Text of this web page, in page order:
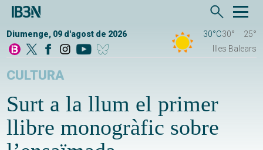
Diumenge, 09 d'agost de 2026 30°C30°
25°
Illes Balears
CULTURA
Surt a la llum el primer
llibre monogràfic sobre